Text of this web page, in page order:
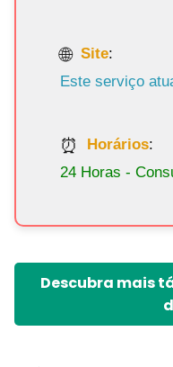
Site:
Este serviço
Horários:
24 Horas -
Descubra mais